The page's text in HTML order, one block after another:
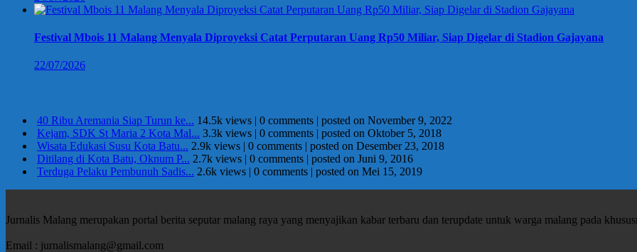
Festival Mbois 11 Malang Menyala Diproyeksi Catat Perputaran Uang Rp50 Miliar, Siap Digelar di Stadion Gajayana
22/07/2026
40 Ribu Aremania Siap Turun ke... 14.5k views | 0 comments | posted on November 9, 2022
Kejam, SDK St Maria 2 Kota Mal... 3.3k views | 0 comments | posted on Oktober 5, 2018
Wisata Edukasi Susu Kota Batu... 2.9k views | 0 comments | posted on Desember 23, 2018
Ditilang di Kota Batu, Oknum P... 2.7k views | 0 comments | posted on Juni 9, 2016
Terduga Pelaku Pembunuh Sadis... 2.6k views | 0 comments | posted on Mei 15, 2019
Jurnalis Malang merupakan portal berita seputar malang raya yang menyajikan kabar terbaru dan terupdate untuk warga malang pada
Email : jurnalismalang@gmail.com